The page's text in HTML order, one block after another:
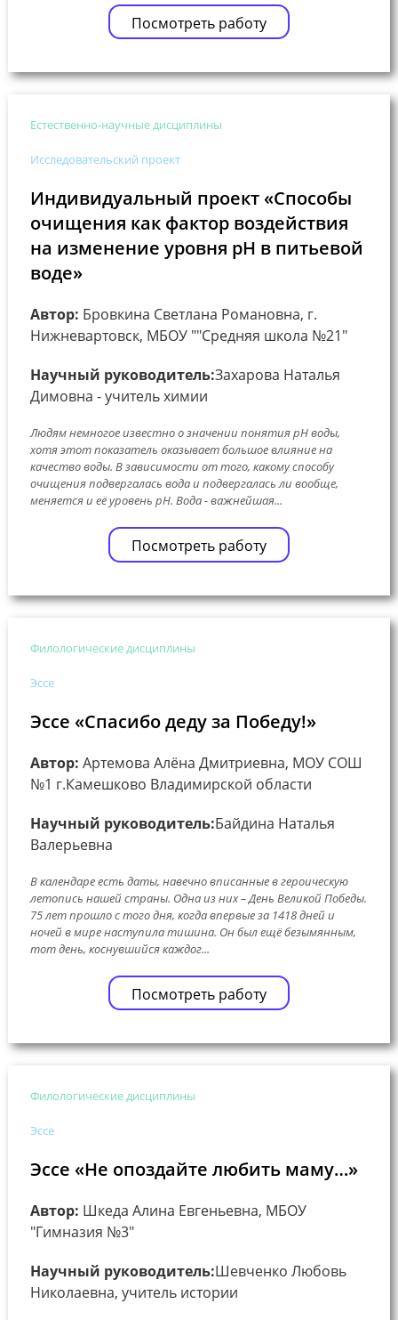
Посмотреть работу
Естественно-научные дисциплины
Исследовательский проект
Индивидуальный проект «Способы
очищения как фактор воздействия
на изменение уровня рН в питьевой
воде»
Автор: Бровкина Светлана Романовна, г.
Нижневартовск, МБОУ ""Средняя школа №21"
Научный руководитель:Захарова Наталья
Димовна - учитель химии
Людям немногое известно о значении понятия pH воды,
хотя этот показатель оказывает большое влияние на
качество воды. В зависимости от того, какому способу
очищения подвергалась вода и подвергалась ли вообще,
меняется и её уровень pH. Вода - важнейшая...
Посмотреть работу
Филологические дисциплины
Эссе
Эссе «Спасибо деду за Победу!»
Автор: Артемова Алёна Дмитриевна, МОУ СОШ
№1 г.Камешково Владимирской области
Научный руководитель:Байдина Наталья
Валерьевна
В календаре есть даты, навечно вписанные в героическую
летопись нашей страны. Одна из них – День Великой Победы.
75 лет прошло с того дня, когда впервые за 1418 дней и
ночей в мире наступила тишина. Он был ещё безымянным,
тот день, коснувшийся каждог...
Посмотреть работу
Филологические дисциплины
Эссе
Эссе «Не опоздайте любить маму…»
Автор: Шкеда Алина Евгеньевна, МБОУ
"Гимназия №3"
Научный руководитель:Шевченко Любовь
Николаевна, учитель истории